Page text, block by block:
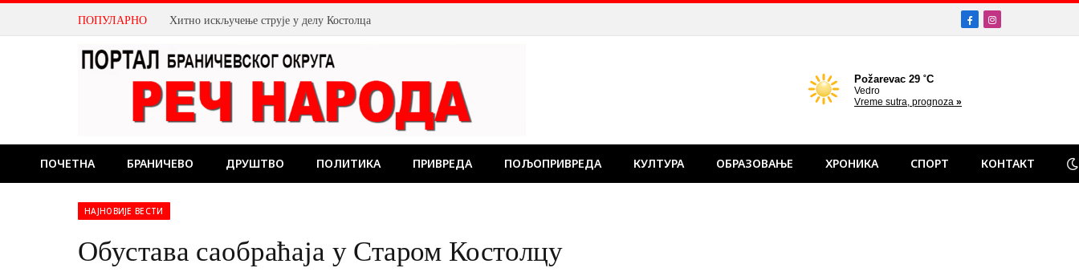
ПОПУЛАРНО Хитно искључење струје у делу Костолца FacebookInstagram
ПОЧЕТНА БРАНИЧЕВО ДРУШТВО ПОЛИТИКА ПРИВРЕДА ПОЉОПРИВРЕДА КУЛТУРА ОБРАЗОВАЊЕ ХРОНИКА СПОРТ КОНТАКТ
НАЈНОВИЈЕ ВЕСТИ
Обустава саобраћаја у Старом Костолцу